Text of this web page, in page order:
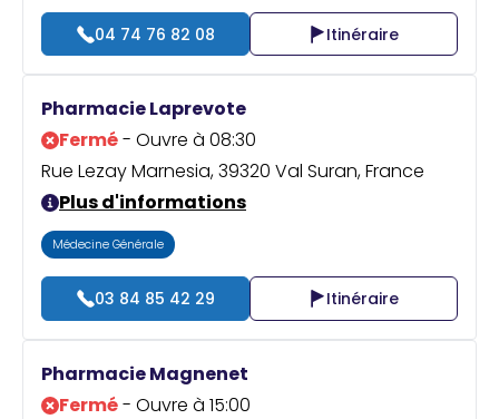
04 74 76 82 08 Itinéraire
Pharmacie Laprevote
Fermé- Ouvre à 08:30
Rue Lezay Marnesia, 39320 Val Suran, France
Plus d'informations
Médecine Générale
03 84 85 42 29 Itinéraire
Pharmacie Magnenet
Fermé- Ouvre à 15:00